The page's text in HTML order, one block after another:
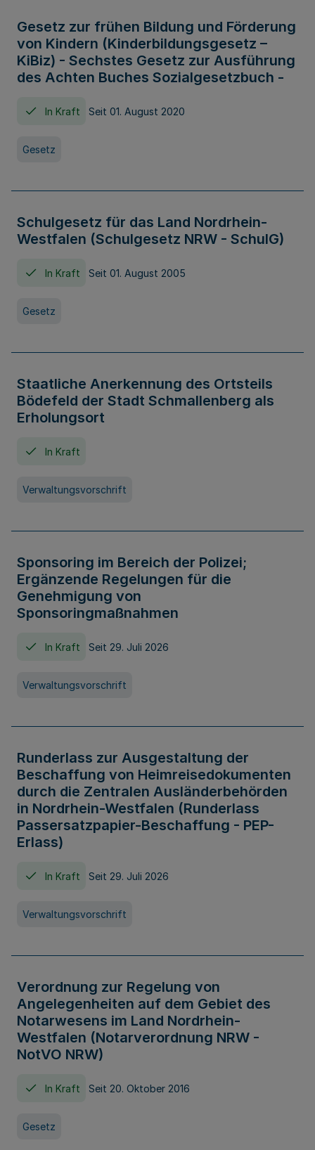
Gesetz zur frühen Bildung und Förderung
von Kindern (Kinderbildungsgesetz –
KiBiz) - Sechstes Gesetz zur Ausführung
des Achten Buches Sozialgesetzbuch -
In Kraft Seit 01. August 2020
Gesetz
Schulgesetz für das Land Nordrhein-
Westfalen (Schulgesetz NRW - SchulG)
In Kraft Seit 01. August 2005
Gesetz
Staatliche Anerkennung des Ortsteils
Bödefeld der Stadt Schmallenberg als
Erholungsort
In Kraft
Verwaltungsvorschrift
Sponsoring im Bereich der Polizei;
Ergänzende Regelungen für die
Genehmigung von
Sponsoringmaßnahmen
In Kraft Seit 29. Juli 2026
Verwaltungsvorschrift
Runderlass zur Ausgestaltung der
Beschaffung von Heimreisedokumenten
durch die Zentralen Ausländerbehörden
in Nordrhein-Westfalen (Runderlass
Passersatzpapier-Beschaffung - PEP-
Erlass)
In Kraft Seit 29. Juli 2026
Verwaltungsvorschrift
Verordnung zur Regelung von
Angelegenheiten auf dem Gebiet des
Notarwesens im Land Nordrhein-
Westfalen (Notarverordnung NRW -
NotVO NRW)
In Kraft Seit 20. Oktober 2016
Gesetz